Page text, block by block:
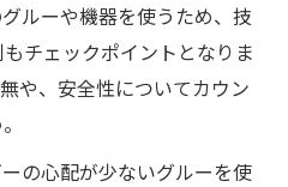
ルーや機器を使うため、技
チェックポイントとなりま
や、安全性についてカウン
の心配が少ないグルーを使